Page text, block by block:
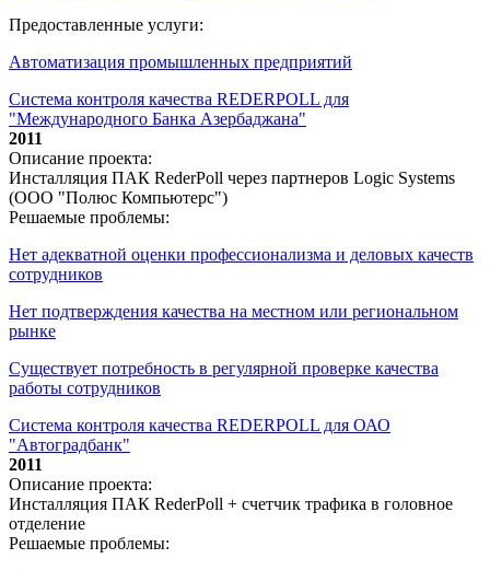
Предоставленные услуги:
Автоматизация промышленных предприятий
Система контроля качества REDERPOLL для
"Международного Банка Азербаджана"
2011
Описание проекта:
Инсталляция ПАК RederPoll через партнеров Logic Systems
(ООО "Полюс Компьютерс")
Решаемые проблемы:
Нет адекватной оценки профессионализма и деловых качеств
сотрудников
Нет подтверждения качества на местном или региональном
рынке
Существует потребность в регулярной проверке качества
работы сотрудников
Система контроля качества REDERPOLL для ОАО
"Автоградбанк"
2011
Описание проекта:
Инсталляция ПАК RederPoll + счетчик трафика в головное
отделение
Решаемые проблемы: